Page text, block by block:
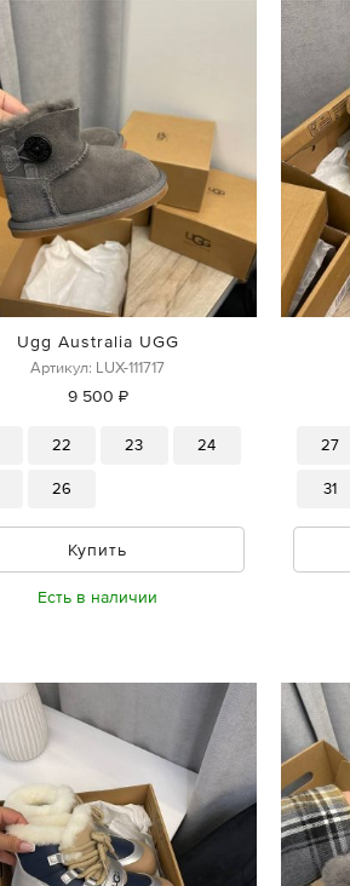
Ugg Australia UGG
Артикул: LUX-111717
9 500 ₽
22 23 24
26
Купить
Есть в наличии
27
31